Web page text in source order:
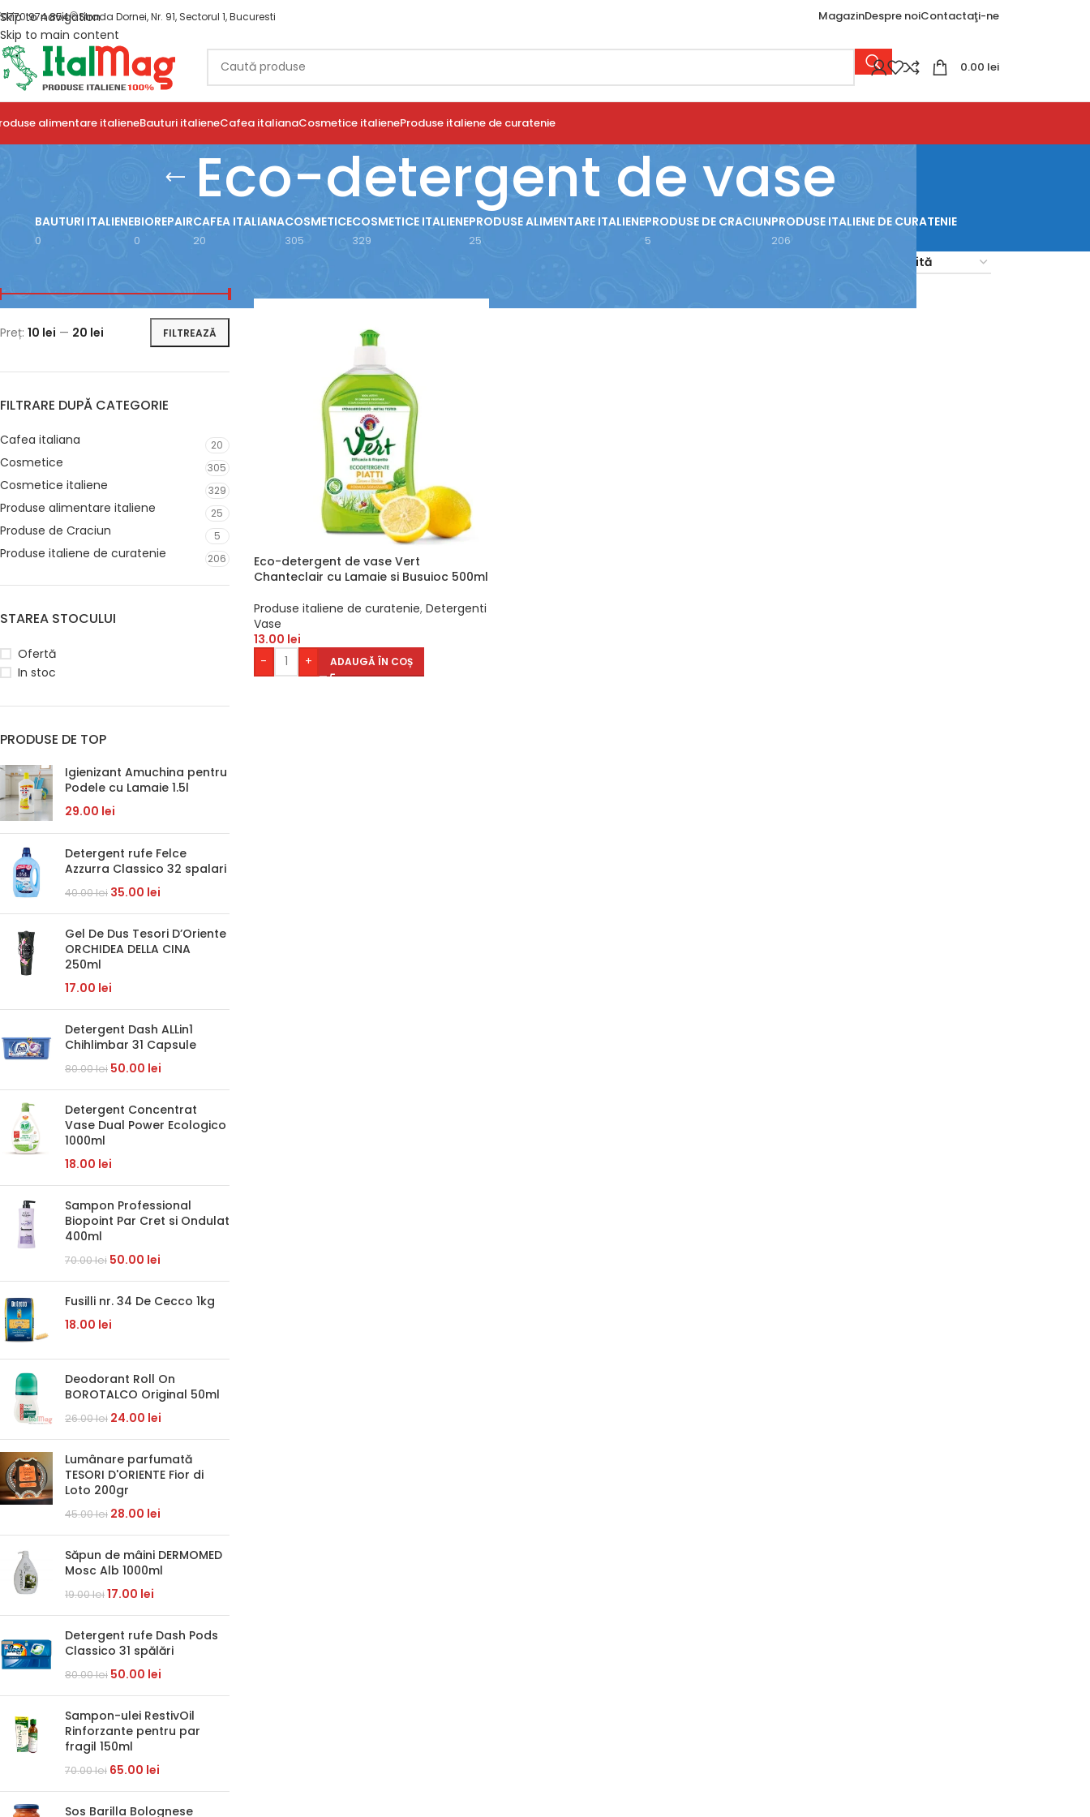
Skip to navigation
Skip to main content
0770 974 854 Strada Dornei, Nr. 91, Sectorul 1, Bucuresti MagazinDespre noiContactaţi-ne
0.00 lei
alimentare italieneBauturi italieneCafea italianaCosmetice italieneProduse italiene de curatenie
Eco-detergent de vase
BAUTURI ITALIENE
0
BIOREPAIR
0
CAFEA ITALIANA
20
COSMETICE
305
COSMETICE ITALIENE
329
PRODUSE ALIMENTARE ITALIENE
25
PRODUSE DE CRACIUN
5
PRODUSE ITALIENE DE CURATENIE
206
FILTREAZĂ
Preț: 10 lei — 20 lei
FILTRARE DUPĂ CATEGORIE
Cafea italiana 20
Cosmetice 305
Cosmetice italiene 329
Produse alimentare italiene 25
Produse de Craciun 5
Produse italiene de curatenie 206
STAREA STOCULUI
Ofertă
In stoc
PRODUSE DE TOP
Igienizant Amuchina pentru
Podele cu Lamaie 1.5l
29.00 lei
Detergent rufe Felce
Azzurra Classico 32 spalari
40.00lei 35.00 lei
Gel De Dus Tesori D’Oriente
ORCHIDEA DELLA CINA
250ml
17.00 lei
Detergent Dash ALLin1
Chihlimbar 31 Capsule
80.00lei 50.00 lei
Detergent Concentrat
Vase Dual Power Ecologico
1000ml
18.00 lei
Sampon Professional
Biopoint Par Cret si Ondulat
400ml
70.00lei 50.00 lei
Fusilli nr. 34 De Cecco 1kg
18.00 lei
Deodorant Roll On
BOROTALCO Original 50ml
26.00lei 24.00 lei
Lumânare parfumată
TESORI D'ORIENTE Fior di
Loto 200gr
45.00lei 28.00 lei
Săpun de mâini DERMOMED
Mosc Alb 1000ml
19.00lei17.00 lei
Detergent rufe Dash Pods
Classico 31 spălări
80.00lei 50.00 lei
Sampon-ulei RestivOil
Rinforzante pentru par
fragil 150ml
70.00lei 65.00 lei
Sos Barilla Bolognese
Eco-detergent de vase Vert
Chanteclair cu Lamaie si Busuioc 500ml
Produse italiene de curatenie, Detergenti
Vase
13.00 lei
-
+ ADAUGĂ ÎN COȘ